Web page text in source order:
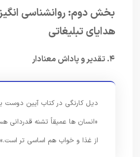
بخش دوم: روانشناسی
هدایای تبلیغاتی
دیل کارنگی در کتاب آیین دوست
«انسان ها عمیقاً تشنه قدردانی
از غذا و خواب هم اساسی تر است.»